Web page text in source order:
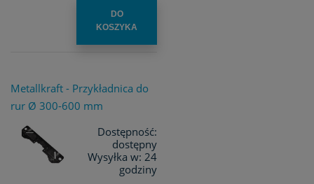
DO
KOSZYKA
Metallkraft - Przykładnica do
rur Ø 300-600 mm
Dostępność:
dostępny
Wysyłka w: 24
godziny